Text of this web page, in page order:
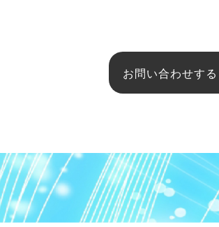
お問い合わせする